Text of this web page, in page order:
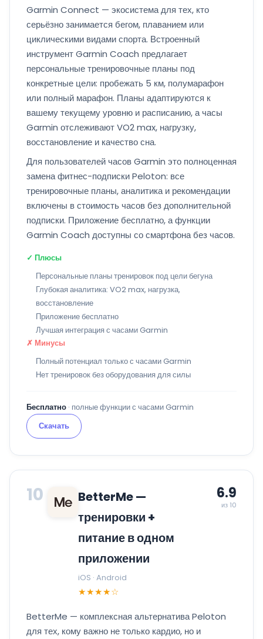
Garmin Connect — экосистема для тех, кто
серьёзно занимается бегом, плаванием или
циклическими видами спорта. Встроенный
инструмент Garmin Coach предлагает
персональные тренировочные планы под
конкретные цели: пробежать 5 км, полумарафон
или полный марафон. Планы адаптируются к
вашему текущему уровню и расписанию, а часы
Garmin отслеживают VO2 max, нагрузку,
восстановление и качество сна.
Для пользователей часов Garmin это полноценная
замена фитнес-подписки Peloton: все
тренировочные планы, аналитика и рекомендации
включены в стоимость часов без дополнительной
подписки. Приложение бесплатно, а функции
Garmin Coach доступны со смартфона без часов.
✓ Плюсы
Персональные планы тренировок под цели бегуна
Глубокая аналитика: VO2 max, нагрузка,
восстановление
Приложение бесплатно
Лучшая интеграция с часами Garmin
✗ Минусы
Полный потенциал только с часами Garmin
Нет тренировок без оборудования для силы
Бесплатно · полные функции с часами Garmin
Скачать
10
BetterMe —
тренировки +
питание в одном
приложении
iOS · Android
★★★★☆
6.9
из 10
BetterMe — комплексная альтернатива Peloton
для тех, кому важно не только кардио, но и